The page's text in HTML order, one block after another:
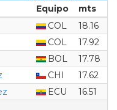
Equipo
mts
COL
18.16
COL
17.92
BOL
17.78
CHI
17.62
ECU 16.51